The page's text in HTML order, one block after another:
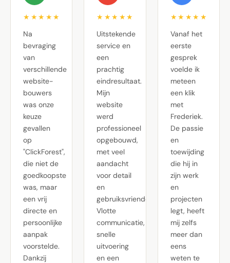
★★★★★
Na
bevraging
van
verschillende
website-
bouwers
was onze
keuze
gevallen
op
"ClickForest",
die niet de
goedkoopste
was, maar
een vrij
directe en
persoonlijke
aanpak
voorstelde.
Dankzij
★★★★★
Uitstekende
service en
een
prachtig
eindresultaat.
Mijn
website
werd
professioneel
opgebouwd,
met veel
aandacht
voor detail
en
gebruiksvriendelijkheid.
Vlotte
communicatie,
snelle
uitvoering
en een
★★★★★
Vanaf het
eerste
gesprek
voelde ik
meteen
een klik
met
Frederiek.
De passie
en
toewijding
die hij in
zijn werk
en
projecten
legt, heeft
mij zelfs
meer dan
eens
weten te